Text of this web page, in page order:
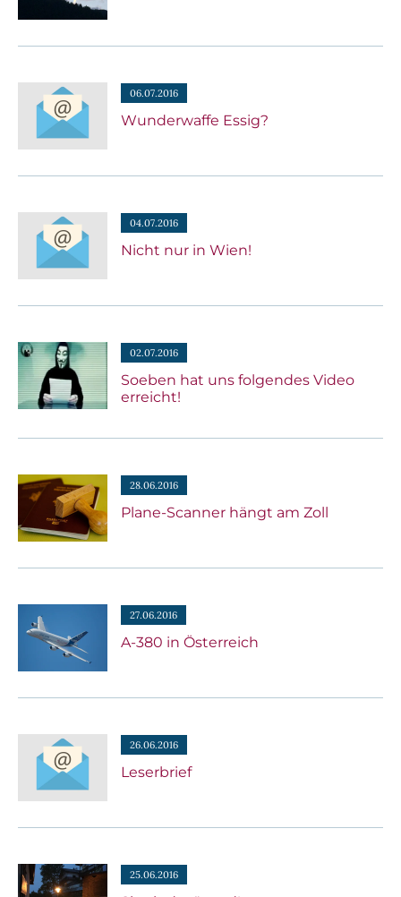
06.07.2016
Wunderwaffe Essig?
04.07.2016
Nicht nur in Wien!
02.07.2016
Soeben hat uns folgendes Video
erreicht!
28.06.2016
Plane-Scanner hängt am Zoll
27.06.2016
A-380 in Österreich
26.06.2016
Leserbrief
25.06.2016